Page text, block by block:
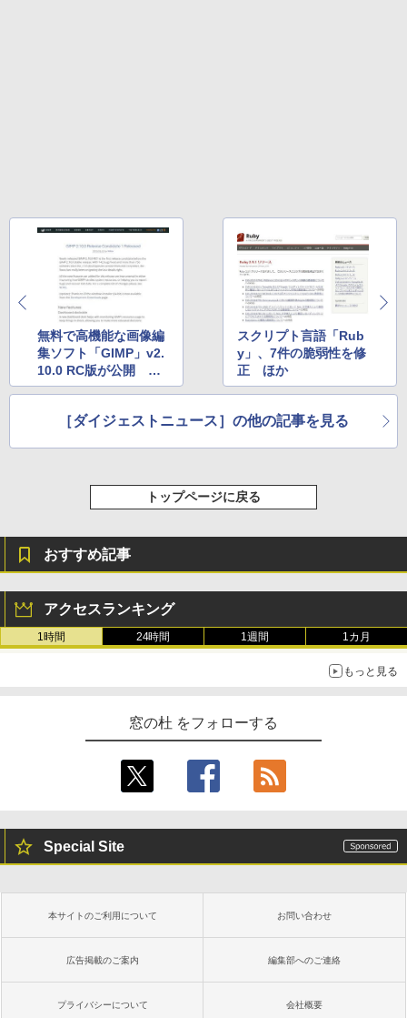
無料で高機能な画像編
集ソフト「GIMP」v2.
10.0 RC版が公開 ほ
か
スクリプト言語「Rub
y」、7件の脆弱性を修
正 ほか
［ダイジェストニュース］の他の記事を見る
トップページに戻る
おすすめ記事
アクセスランキング
1時間 24時間 1週間 1カ月
もっと見る
窓の杜 をフォローする
Special Site
本サイトのご利用について お問い合わせ
広告掲載のご案内 編集部へのご連絡
プライバシーについて 会社概要